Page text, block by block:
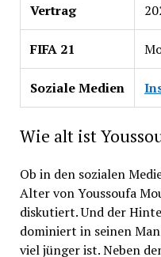
Vertrag
FIFA 21
Soziale Medien
Wie alt ist
Ob in den sozialen
Alter von Youssoufa
diskutiert. Und der
dominiert in seinen
viel jünger ist. Neben